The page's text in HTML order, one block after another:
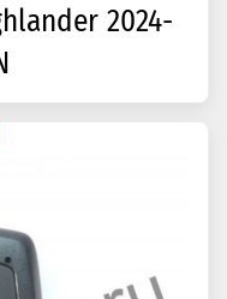
2024-